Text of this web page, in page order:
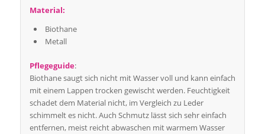
Material:
Biothane
Metall
Pflegeguide:
Biothane saugt sich nicht mit Wasser voll und kann einfach
mit einem Lappen trocken gewischt werden. Feuchtigkeit
schadet dem Material nicht, im Vergleich zu Leder
schimmelt es nicht. Auch Schmutz lässt sich sehr einfach
entfernen, meist reicht abwaschen mit warmem Wasser